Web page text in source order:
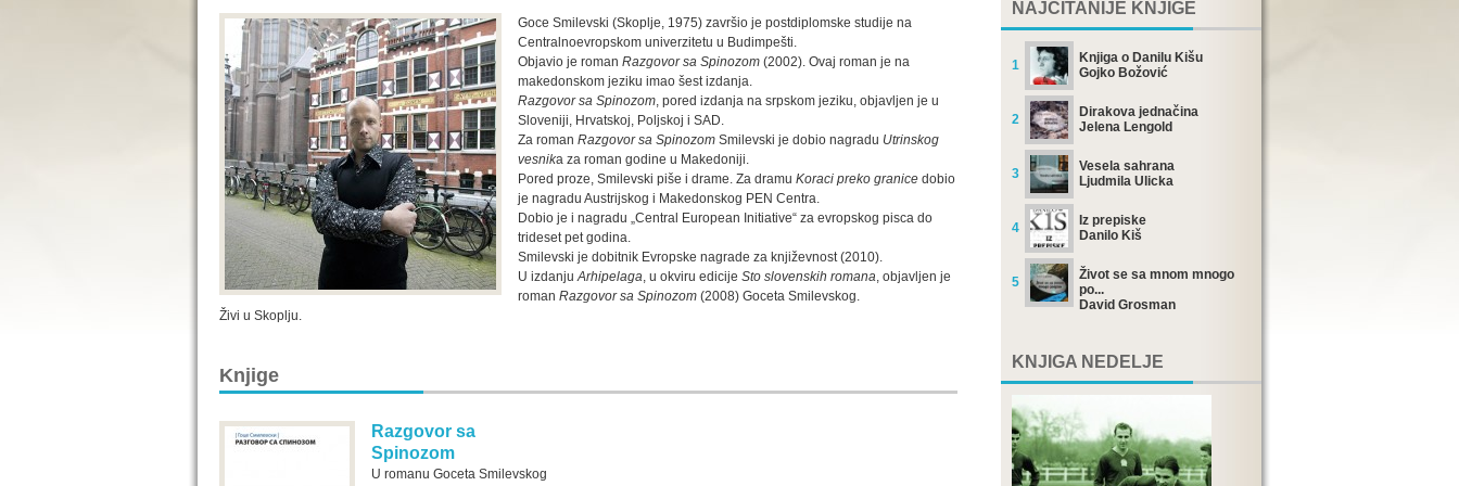
Goce Smilevski (Skoplje, 1975) završio je postdiplomske studije na
Centralnoevropskom univerzitetu u Budimpešti.
Objavio je roman Razgovor sa Spinozom (2002). Ovaj roman je na
makedonskom jeziku imao šest izdanja.
Razgovor sa Spinozom, pored izdanja na srpskom jeziku, objavljen je u
Sloveniji, Hrvatskoj, Poljskoj i SAD.
Za roman Razgovor sa Spinozom Smilevski je dobio nagradu Utrinskog
vesnika za roman godine u Makedoniji.
Pored proze, Smilevski piše i drame. Za dramu Koraci preko granice dobio
je nagradu Austrijskog i Makedonskog PEN Centra.
Dobio je i nagradu „Central European Initiative“ za evropskog pisca do
trideset pet godina.
Smilevski je dobitnik Evropske nagrade za književnost (2010).
U izdanjuArhipelaga, u okviru edicije Sto slovenskih romana, objavljen je
roman Razgovor sa Spinozom (2008) Goceta Smilevskog.
Živi u Skoplju.
Knjige
Razgovor sa
Spinozom
U romanu Goceta Smilevskog
NAJČITANIJE KNJIGE
1
Knjiga o Danilu Kišu
Gojko Božović
2
Dirakova jednačina
Jelena Lengold
3
Vesela sahrana
Ljudmila Ulicka
4
Iz prepiske
Danilo Kiš
5
Život se sa mnom mnogo
po...
David Grosman
KNJIGA NEDELJE